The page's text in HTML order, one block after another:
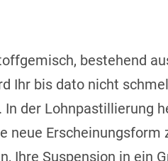
bestehend
Ihr bis dato nicht
der Lohnpastillierung
neue Erscheinungsform
Ihre Suspension in ein